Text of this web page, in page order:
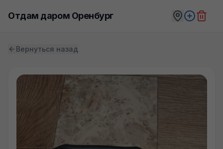
Отдам даром Оренбург
Вернуться назад